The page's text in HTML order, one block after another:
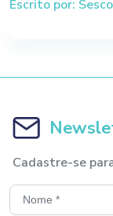
Escrito por:
Cadastre-se